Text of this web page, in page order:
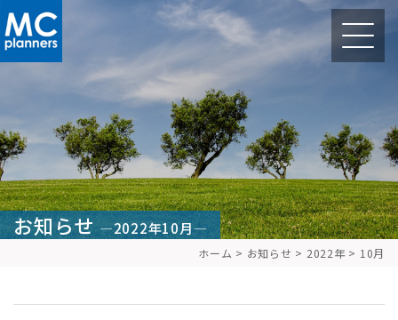
お知らせ —2022年10月—
ホーム > お知らせ > 2022年> 10月